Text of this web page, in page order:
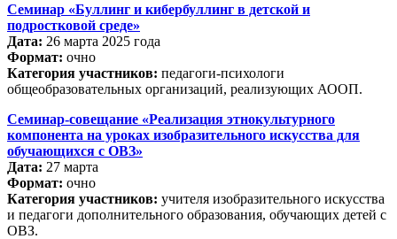
Семинар «Буллинг и кибербуллинг в детской и
подростковой среде»
Дата: 26 марта 2025 года
Формат: очно
Категория участников: педагоги-психологи
общеобразовательных организаций, реализующих АООП.
Семинар-совещание «Реализация этнокультурного
компонента на уроках изобразительного искусства для
обучающихся с ОВЗ»
Дата: 27 марта
Формат: очно
Категория участников: учителя изобразительного искусства
и педагоги дополнительного образования, обучающих детей с
ОВЗ.